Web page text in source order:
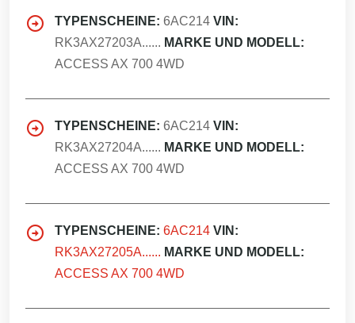
TYPENSCHEINE: 6AC214 VIN:
RK3AX27203A...... MARKE UND MODELL:
ACCESS AX 700 4WD
TYPENSCHEINE: 6AC214 VIN:
RK3AX27204A...... MARKE UND MODELL:
ACCESS AX 700 4WD
TYPENSCHEINE: 6AC214 VIN:
RK3AX27205A...... MARKE UND MODELL:
ACCESS AX 700 4WD